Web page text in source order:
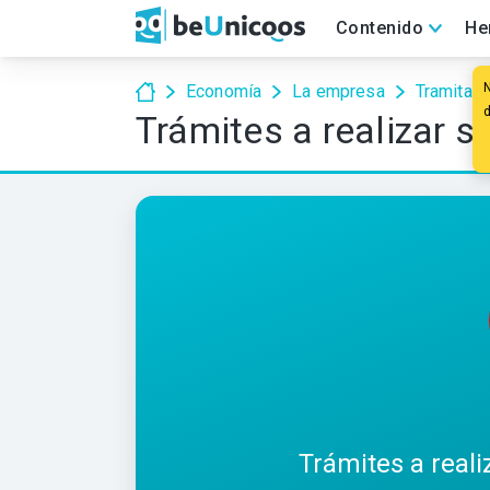
Contenido
Economía La empresa
Trámites a realizar
Trámites a